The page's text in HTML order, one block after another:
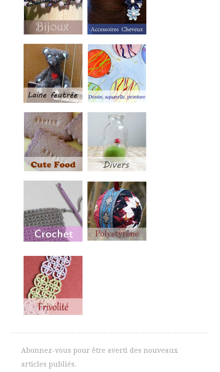
Abonnez-vous pour être averti des nouveaux
articles publiés.